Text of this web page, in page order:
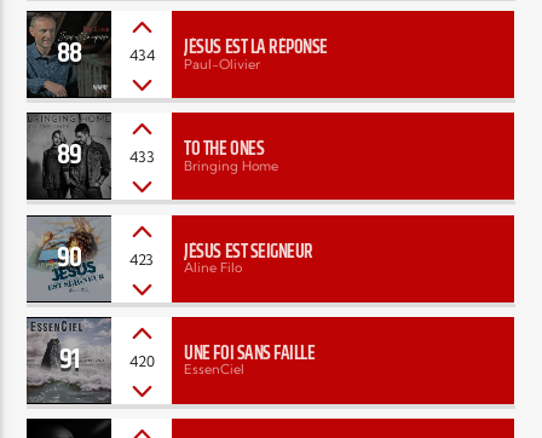
88 434 JÉSUS EST LA RÉPONSE
Paul-Olivier
89 433 TO THE ONES
Bringing Home
90 423 JÉSUS EST SEIGNEUR
Aline Filo
91 420 UNE FOI SANS FAILLE
EssenCiel